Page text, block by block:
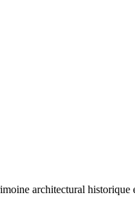
architectural historique